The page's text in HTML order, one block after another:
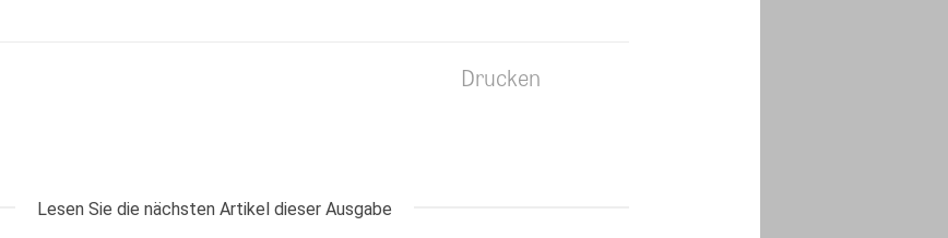
Drucken
Lesen Sie die nächsten Artikel dieser Ausgabe